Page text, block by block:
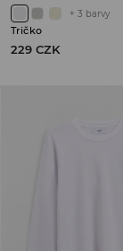
+ 3 barvy
Tričko
229 CZK